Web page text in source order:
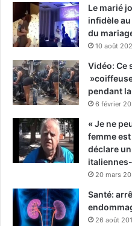
Le marié
infidèle
du
10 août
Vidéo: Ce
pendant
6 février
« Je ne
femme
déclare
20 mars
Santé:
26 août